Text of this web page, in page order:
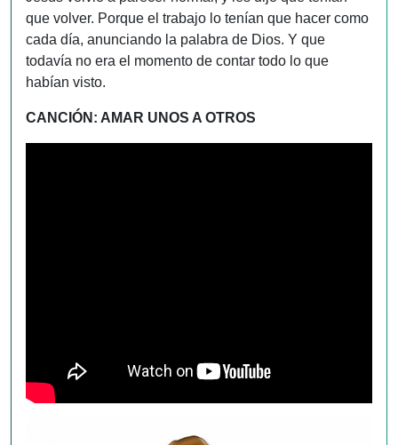
que volver. Porque el trabajo lo tenían que hacer como
cada día, anunciando la palabra de Dios. Y que
todavía no era el momento de contar todo lo que
habían visto.
CANCIÓN: AMAR UNOS A OTROS